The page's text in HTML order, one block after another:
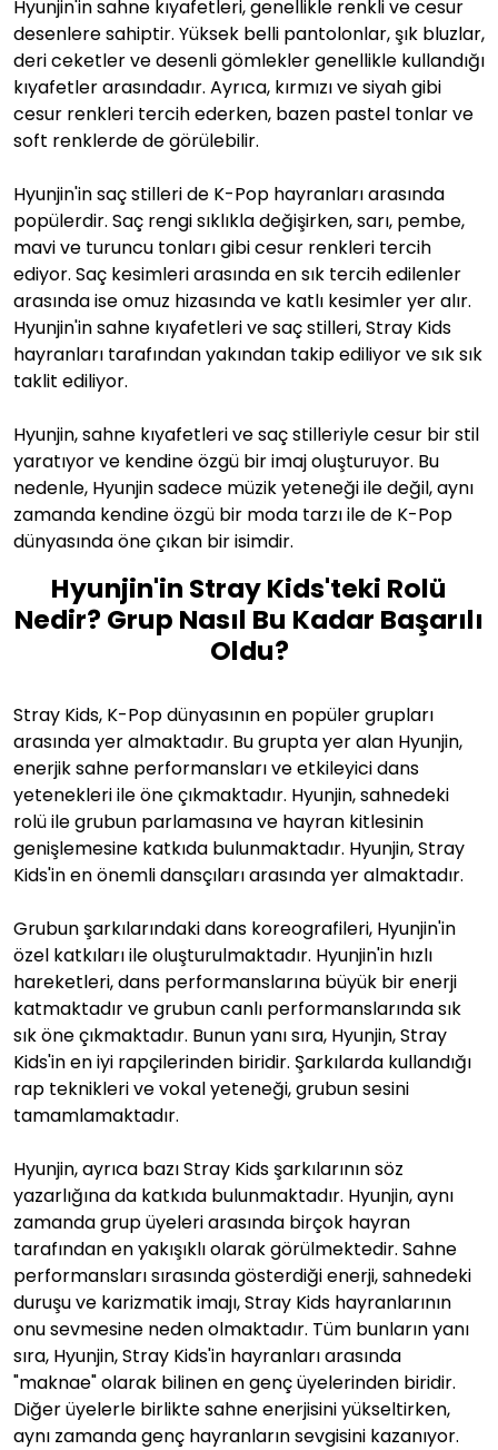
Hyunjin'in sahne kıyafetleri, genellikle renkli ve cesur
desenlere sahiptir. Yüksek belli pantolonlar, şık bluzlar,
deri ceketler ve desenli gömlekler genellikle kullandığı
kıyafetler arasındadır. Ayrıca, kırmızı ve siyah gibi
cesur renkleri tercih ederken, bazen pastel tonlar ve
soft renklerde de görülebilir.
Hyunjin'in saç stilleri de K-Pop hayranları arasında
popülerdir. Saç rengi sıklıkla değişirken, sarı, pembe,
mavi ve turuncu tonları gibi cesur renkleri tercih
ediyor. Saç kesimleri arasında en sık tercih edilenler
arasında ise omuz hizasında ve katlı kesimler yer alır.
Hyunjin'in sahne kıyafetleri ve saç stilleri, Stray Kids
hayranları tarafından yakından takip ediliyor ve sık sık
taklit ediliyor.
Hyunjin, sahne kıyafetleri ve saç stilleriyle cesur bir stil
yaratıyor ve kendine özgü bir imaj oluşturuyor. Bu
nedenle, Hyunjin sadece müzik yeteneği ile değil, aynı
zamanda kendine özgü bir moda tarzı ile de K-Pop
dünyasında öne çıkan bir isimdir.
Hyunjin'in Stray Kids'teki Rolü
Nedir? Grup Nasıl Bu Kadar Başarılı
Oldu?
Stray Kids, K-Pop dünyasının en popüler grupları
arasında yer almaktadır. Bu grupta yer alan Hyunjin,
enerjik sahne performansları ve etkileyici dans
yetenekleri ile öne çıkmaktadır. Hyunjin, sahnedeki
rolü ile grubun parlamasına ve hayran kitlesinin
genişlemesine katkıda bulunmaktadır. Hyunjin, Stray
Kids'in en önemli dansçıları arasında yer almaktadır.
Grubun şarkılarındaki dans koreografileri, Hyunjin'in
özel katkıları ile oluşturulmaktadır. Hyunjin'in hızlı
hareketleri, dans performanslarına büyük bir enerji
katmaktadır ve grubun canlı performanslarında sık
sık öne çıkmaktadır. Bunun yanı sıra, Hyunjin, Stray
Kids'in en iyi rapçilerinden biridir. Şarkılarda kullandığı
rap teknikleri ve vokal yeteneği, grubun sesini
tamamlamaktadır.
Hyunjin, ayrıca bazı Stray Kids şarkılarının söz
yazarlığına da katkıda bulunmaktadır. Hyunjin, aynı
zamanda grup üyeleri arasında birçok hayran
tarafından en yakışıklı olarak görülmektedir. Sahne
performansları sırasında gösterdiği enerji, sahnedeki
duruşu ve karizmatik imajı, Stray Kids hayranlarının
onu sevmesine neden olmaktadır. Tüm bunların yanı
sıra, Hyunjin, Stray Kids'in hayranları arasında
"maknae" olarak bilinen en genç üyelerinden biridir.
Diğer üyelerle birlikte sahne enerjisini yükseltirken,
aynı zamanda genç hayranların sevgisini kazanıyor.